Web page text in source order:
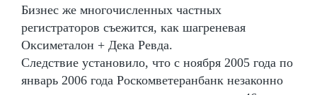
Бизнес же многочисленных частных
регистраторов съежится, как шагреневая
Оксиметалон + Дека Ревда.
Следствие установило, что с ноября 2005 года по
январь 2006 года Роскомветеранбанк незаконно